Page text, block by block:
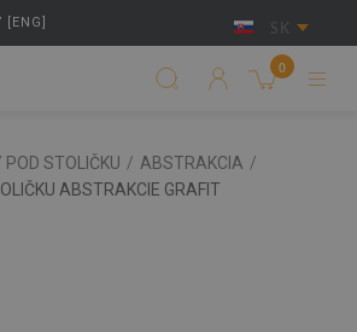
SK
0
POD STOLIČKU / ABSTRAKCIA /
ABSTRAKCIE GRAFIT